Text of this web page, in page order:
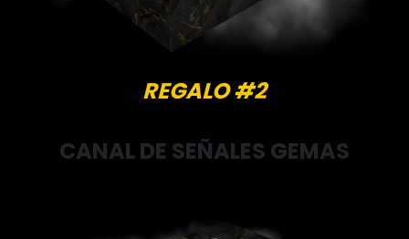
REGALO #2
CANAL DE SEÑALES GEMAS